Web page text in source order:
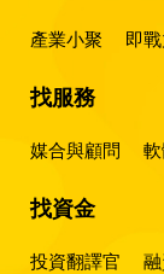
產業小聚 即
找服務
媒合與顧問
找資金
投資翻譯官